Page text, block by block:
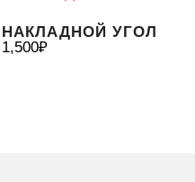
НАКЛАДНОЙ УГОЛ
1,500₽